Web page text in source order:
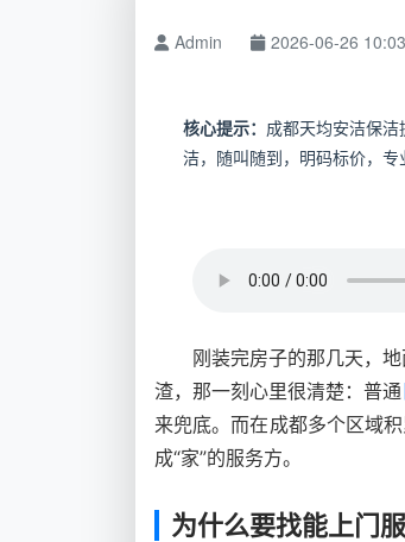
Admin 2026-06-26 10:03
核心提示： 成都天均安洁保
洁，随叫随到，明码标价，专
刚装完房子的那几天，
渣，那一刻心里很清楚：普通
来兜底。而在成都多个区域
成“家”的服务方。
为什么要找能上门